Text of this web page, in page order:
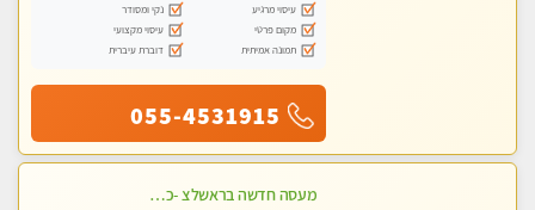
עיסוי מרגיע
נקי ומסודר
מקום פרטי
עיסוי מקצועי
תמונה אמיתית
דוברת עיברית
055-4531915
מעסה חדשה בראשלצ -כל סוגי העיסויים מעסה מקצועית ואיכותית פרטי!!!מומלץ לחלוטין!!